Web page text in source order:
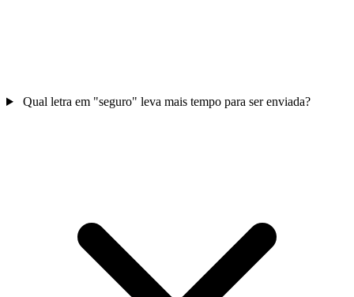
Qual letra em "seguro" leva mais tempo para ser enviada?